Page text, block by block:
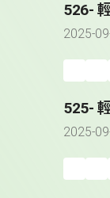
526-
2025-
525-
2025-